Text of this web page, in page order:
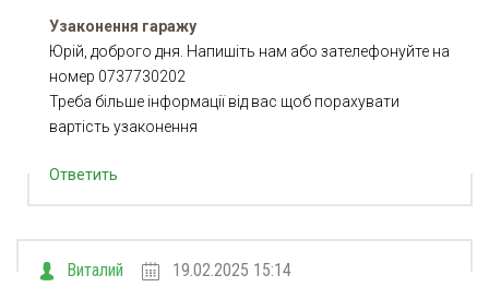
Узаконення гаражу
Юрій, доброго дня. Напишіть нам або зателефонуйте на
номер 0737730202
Треба більше інформації від вас щоб порахувати
вартість узаконення
Ответить
Виталий 19.02.2025 15:14